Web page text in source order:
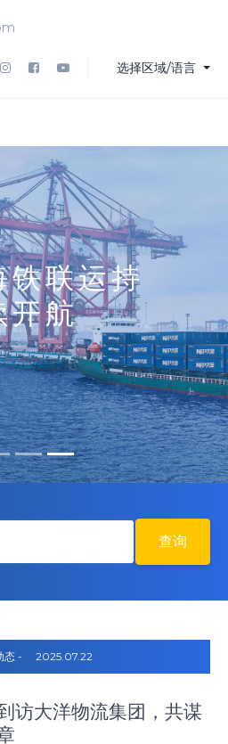
选择区域/语言
铁联运持
开航
查询
态 - 2025.07.22
访大洋物流集团，共谋